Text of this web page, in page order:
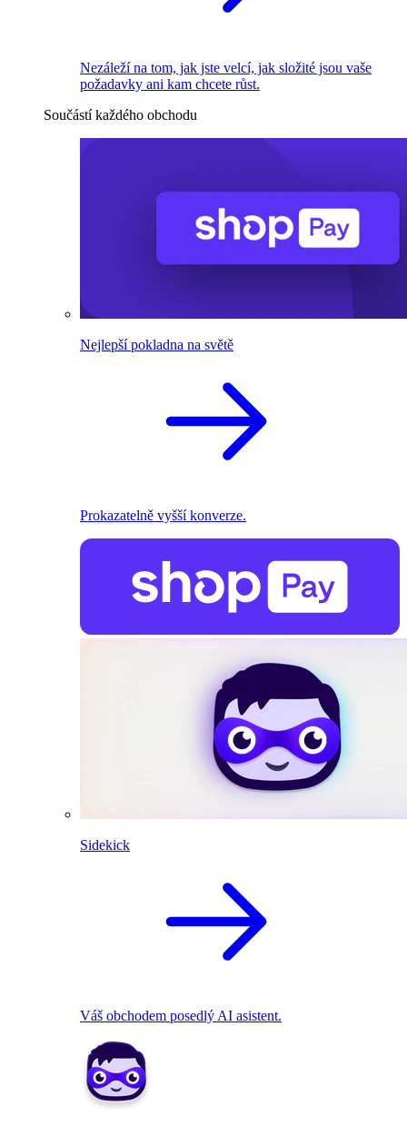
Nezáleží na tom, jak jste velcí, jak složité jsou vaše
požadavky ani kam chcete růst.
Součástí každého obchodu
Nejlepší pokladna na světě
Prokazatelně vyšší konverze.
Sidekick
Váš obchodem posedlý AI asistent.